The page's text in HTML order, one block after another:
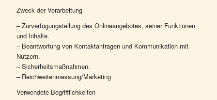
Zweck der Verarbeitung
– Zurverfügungstellung des Onlineangebotes, seiner Funktionen
und Inhalte.
– Beantwortung von Kontaktanfragen und Kommunikation mit
Nutzern.
– Sicherheitsmaßnahmen.
– Reichweitenmessung/Marketing
Verwendete Begrifflichkeiten